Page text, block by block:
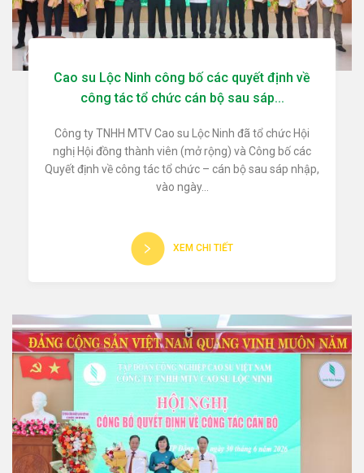
Cao su Lộc Ninh công bố các quyết định về
công tác tổ chức cán bộ sau sáp...
Công ty TNHH MTV Cao su Lộc Ninh đã tổ chức Hội
nghị Hội đồng thành viên (mở rộng) và Công bố các
Quyết định về công tác tổ chức – cán bộ sau sáp nhập,
vào ngày...
XEM CHI TIẾT